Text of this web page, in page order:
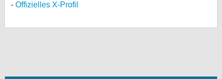
Offizielles X-Profil